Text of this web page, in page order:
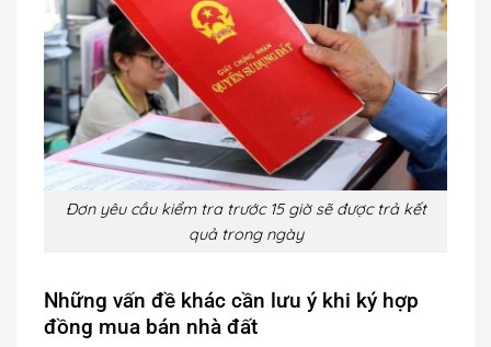
Đơn yêu cầu kiểm tra trước 15 giờ sẽ được trả kết
quả trong ngày
Những vấn đề khác cần lưu ý khi ký hợp
đồng mua bán nhà đất